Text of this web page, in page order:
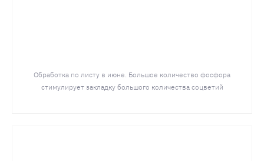
Обработка по листу в июне. Большое количество фосфора
стимулирует закладку большого количества соцветий